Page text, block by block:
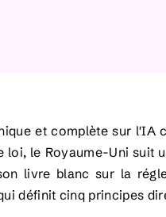
et complète sur
loi, le Royaume-Uni suit
livre blanc sur la
définit cinq principes